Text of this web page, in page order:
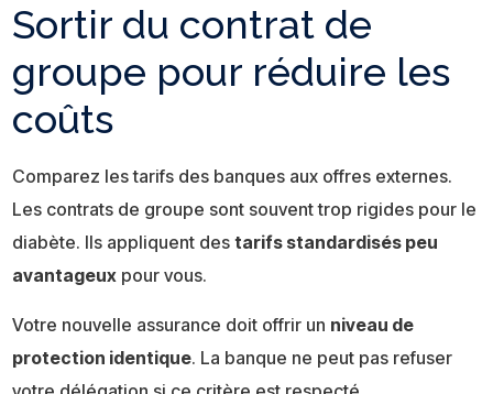
Sortir du contrat de
groupe pour réduire les
coûts
Comparez les tarifs des banques aux offres externes.
Les contrats de groupe sont souvent trop rigides pour le
diabète. Ils appliquent destarifs standardisés peu
avantageux pour vous.
Votre nouvelle assurance doit offrir un niveau de
protection identique. La banque ne peut pas refuser